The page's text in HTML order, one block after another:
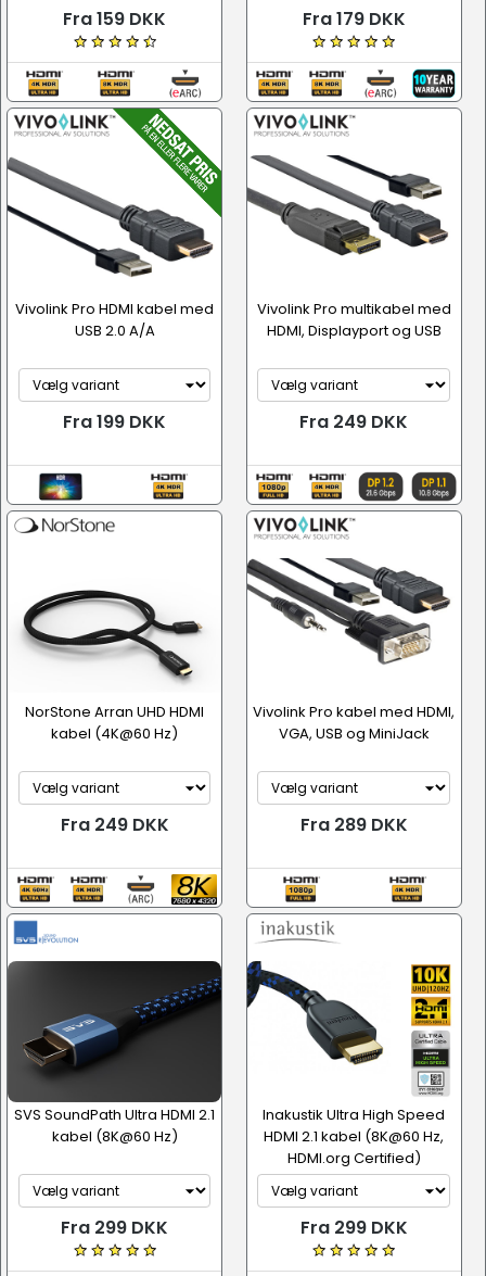
Fra 159 DKK Fra 179 DKK
Vivolink Pro HDMI kabel med
USB 2.0 A/A
Fra 199 DKK
Vivolink Pro multikabel med
HDMI, Displayport og USB
Fra 249 DKK
NorStone Arran UHD HDMI
kabel (4K@60 Hz)
Fra 249 DKK
Vivolink Pro kabel med HDMI,
VGA, USB og MiniJack
Fra 289 DKK
SVS SoundPath Ultra HDMI 2.1
kabel (8K@60 Hz)
Fra 299 DKK
Inakustik Ultra High Speed
HDMI 2.1 kabel (8K@60 Hz,
HDMI.org Certified)
Fra 299 DKK